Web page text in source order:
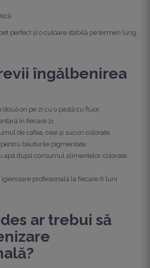
perfect și o culoare stabilă pe termen lung.
îngălbenirea
două ori pe zi cu o pastă cu fluor.
în fiecare zi.
de cafea, ceai și sucuri colorate.
băuturile pigmentate.
apă după consumul alimentelor colorate.
igienizare profesională la fiecare 6 luni.
ar trebui să